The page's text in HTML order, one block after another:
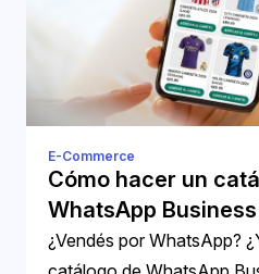
E-Commerce
Cómo hacer un
WhatsApp Business
¿Vendés por WhatsApp?